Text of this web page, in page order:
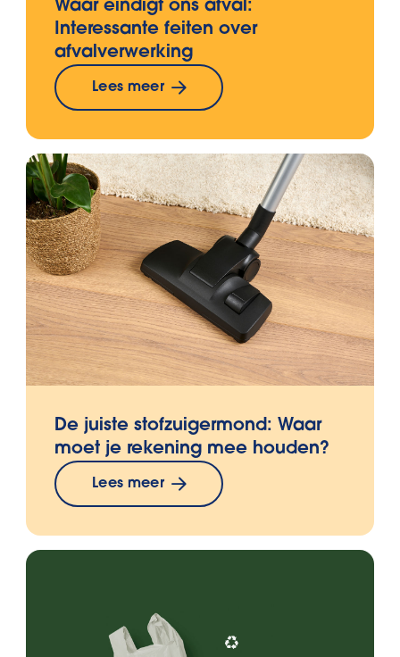
Waar eindigt ons afval:
Interessante feiten over
afvalverwerking
Lees meer
De juiste stofzuigermond: Waar
moet je rekening mee houden?
Lees meer